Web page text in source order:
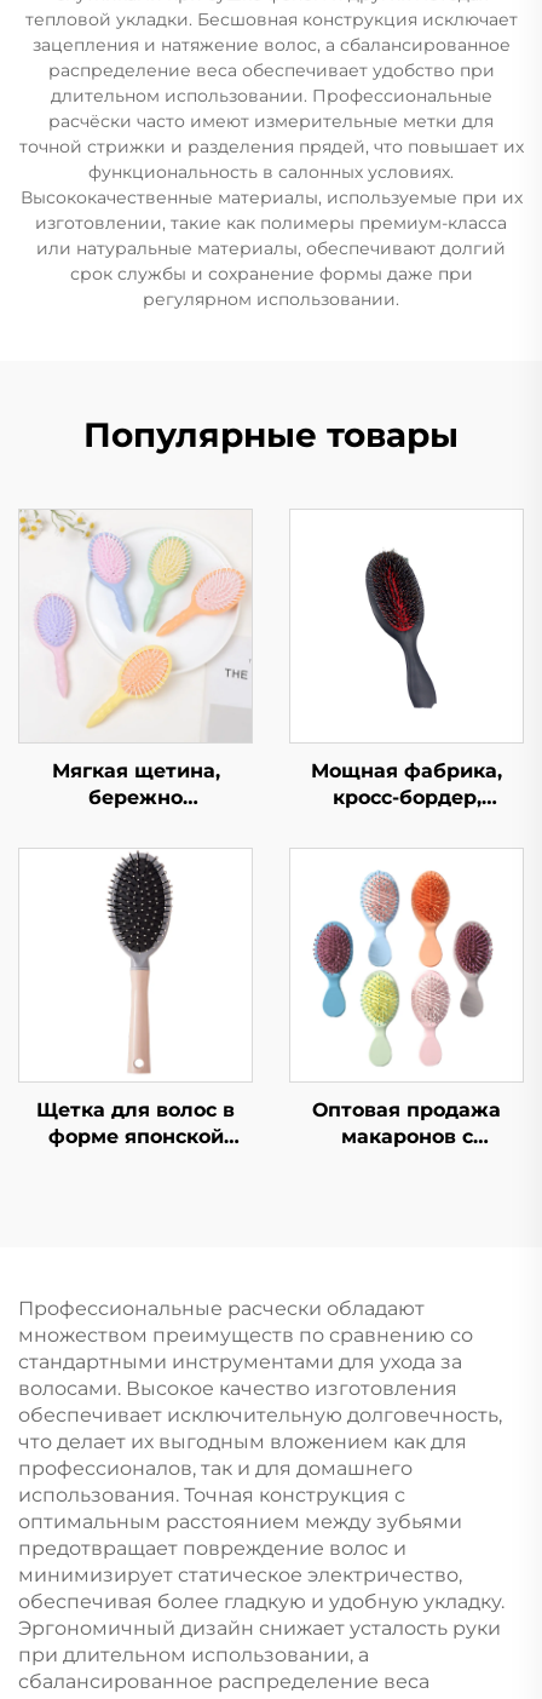
тепловой укладки. Бесшовная конструкция исключает
зацепления и натяжение волос, а сбалансированное
распределение веса обеспечивает удобство при
длительном использовании. Профессиональные
расчёски часто имеют измерительные метки для
точной стрижки и разделения прядей, что повышает их
функциональность в салонных условиях.
Высококачественные материалы, используемые при их
изготовлении, такие как полимеры премиум-класса
или натуральные материалы, обеспечивают долгий
срок службы и сохранение формы даже при
регулярном использовании.
Популярные товары
Мягкая щетина,
бережно
волосы, массажер
для головы с
воздушной подушкой
для роста волос,
товары для волос,
расческа
Мощная фабрика,
кросс-бордер,
красная кожа,
массаж бороды,
предотвращение
спутывания, мягкая и
гладкая расческа
Щетка для волос в
форме японской
волос, комфортная,
нейлоновая, модная,
для женщин, для
домашнего
использования
Оптовая продажа
макаронов с
воздушная щетка для
женщин, массажная
щетка
Профессиональные расчески обладают
множеством преимуществ по сравнению со
стандартными инструментами для ухода за
волосами. Высокое качество изготовления
обеспечивает исключительную долговечность,
что делает их выгодным вложением как для
профессионалов, так и для домашнего
использования. Точная конструкция с
оптимальным расстоянием между зубьями
предотвращает повреждение волос и
минимизирует статическое электричество,
обеспечивая более гладкую и удобную укладку.
Эргономичный дизайн снижает усталость руки
при длительном использовании, а
сбалансированное распределение веса